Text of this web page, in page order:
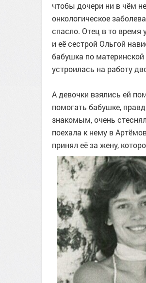
чтобы дочери ни в чём
онкологическое
спасло. Отец в то время
и её сестрой Ольгой
бабушка по
устроилась на работу
А девочки взялись ей
помогать бабушке,
знакомым, очень
поехала к нему в
принял её за жену,